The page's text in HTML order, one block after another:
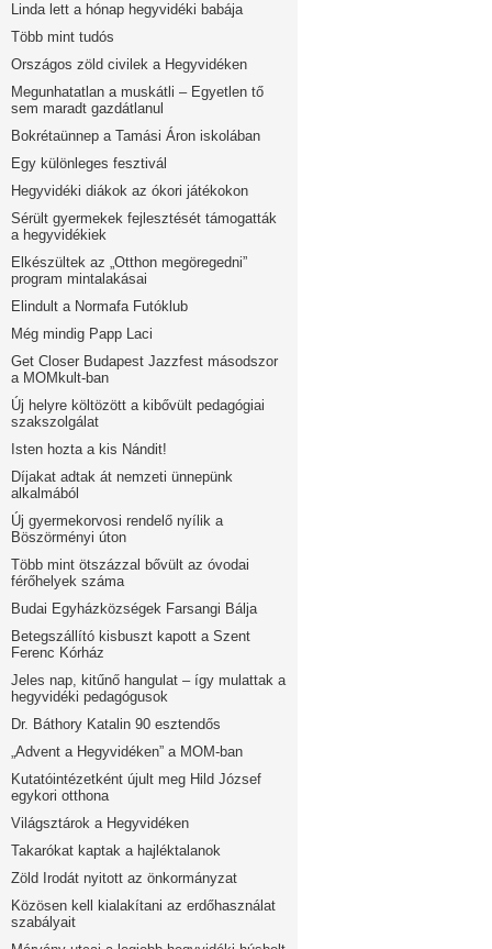
Linda lett a hónap hegyvidéki babája
Több mint tudós
Országos zöld civilek a Hegyvidéken
Megunhatatlan a muskátli – Egyetlen tő
sem maradt gazdátlanul
Bokrétaünnep a Tamási Áron iskolában
Egy különleges fesztivál
Hegyvidéki diákok az ókori játékokon
Sérült gyermekek fejlesztését támogatták
a hegyvidékiek
Elkészültek az „Otthon megöregedni”
program mintalakásai
Elindult a Normafa Futóklub
Még mindig Papp Laci
Get Closer Budapest Jazzfest másodszor
a MOMkult-ban
Új helyre költözött a kibővült pedagógiai
szakszolgálat
Isten hozta a kis Nándit!
Díjakat adtak át nemzeti ünnepünk
alkalmából
Új gyermekorvosi rendelő nyílik a
Böszörményi úton
Több mint ötszázzal bővült az óvodai
férőhelyek száma
Budai Egyházközségek Farsangi Bálja
Betegszállító kisbuszt kapott a Szent
Ferenc Kórház
Jeles nap, kitűnő hangulat – így mulattak a
hegyvidéki pedagógusok
Dr. Báthory Katalin 90 esztendős
„Advent a Hegyvidéken” a MOM-ban
Kutatóintézetként újult meg Hild József
egykori otthona
Világsztárok a Hegyvidéken
Takarókat kaptak a hajléktalanok
Zöld Irodát nyitott az önkormányzat
Közösen kell kialakítani az erdőhasználat
szabályait